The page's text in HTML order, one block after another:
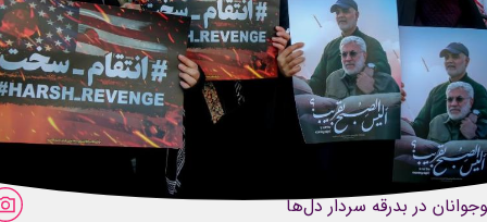
در بدرقه سردار دل‌ها